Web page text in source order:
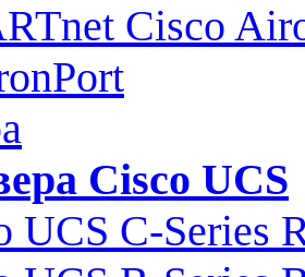
Cisco
Cisco UCS
UCS C-Series